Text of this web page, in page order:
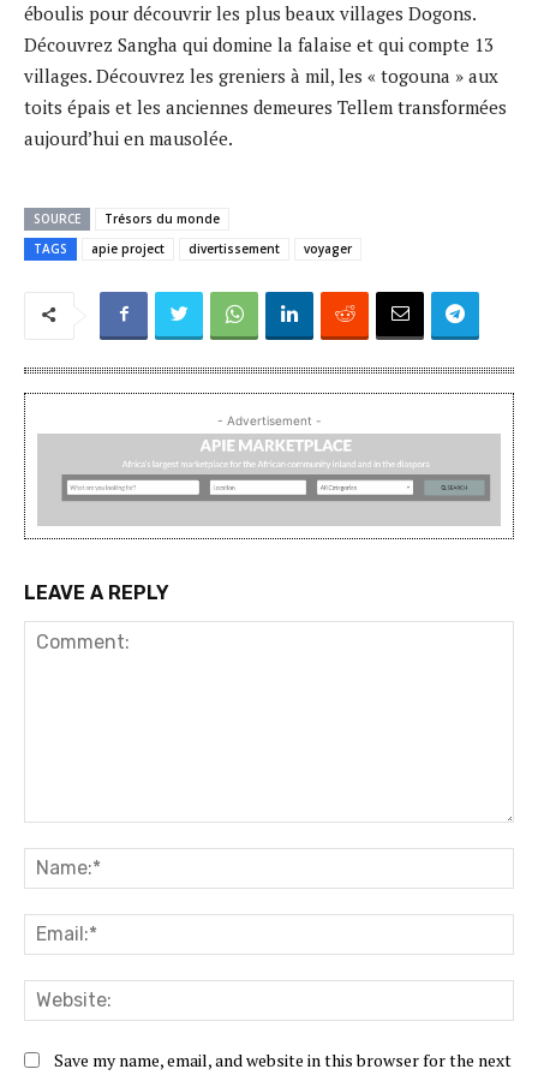
éboulis pour découvrir les plus beaux villages Dogons.
Découvrez Sangha qui domine la falaise et qui compte 13
villages. Découvrez les greniers à mil, les « togouna » aux
toits épais et les anciennes demeures Tellem transformées
aujourd’hui en mausolée.
SOURCE
Trésors du monde
TAGS
apie project divertissement voyager
- Advertisement -
LEAVE A REPLY
Save my name, email, and website in this browser for the next